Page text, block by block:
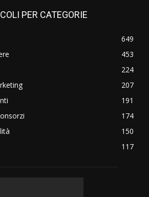
PER CATEGORIE
649
453
224
207
191
174
150
117